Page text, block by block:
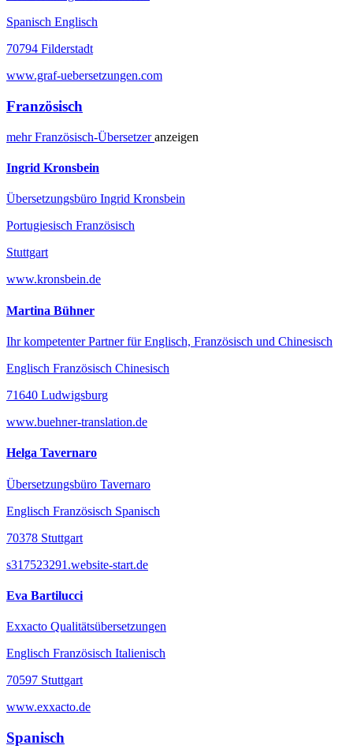
Spanisch Englisch
70794 Filderstadt
www.graf-uebersetzungen.com
Französisch
mehrFranzösisch-Übersetzeranzeigen
Ingrid Kronsbein
Übersetzungsbüro Ingrid Kronsbein
Portugiesisch Französisch
Stuttgart
www.kronsbein.de
Martina Bühner
Ihr kompetenter Partner für Englisch, Französisch und Chinesisch
Englisch Französisch Chinesisch
71640 Ludwigsburg
www.buehner-translation.de
Helga Tavernaro
Übersetzungsbüro Tavernaro
Englisch Französisch Spanisch
70378 Stuttgart
s317523291.website-start.de
Eva Bartilucci
Exxacto Qualitätsübersetzungen
Englisch Französisch Italienisch
70597 Stuttgart
www.exxacto.de
Spanisch